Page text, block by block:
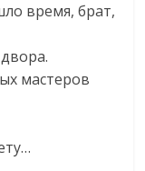
время, брат,
мастеров